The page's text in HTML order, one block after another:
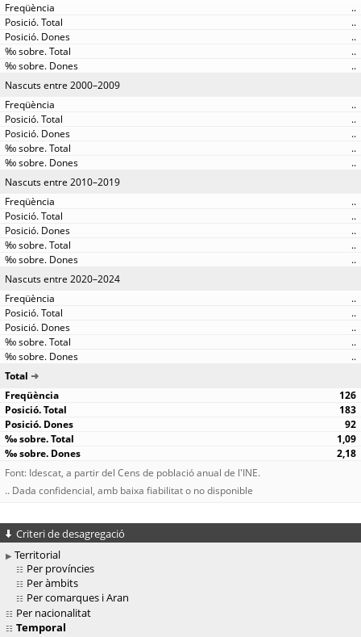
..
..
..
..
..
Nascuts entre 2000–2009
..
..
..
..
..
Nascuts entre 2010–2019
..
..
..
..
..
Nascuts entre 2020–2024
..
..
..
..
..
Total
126
183
92
1,09
2,18
Font: Idescat, a partir del Cens de població anual de l'INE.
.. Dada confidencial, amb baixa fiabilitat o no disponible
Criteri de desagregació
Territorial
Per províncies
Per àmbits
Per comarques i Aran
Per nacionalitat
Temporal